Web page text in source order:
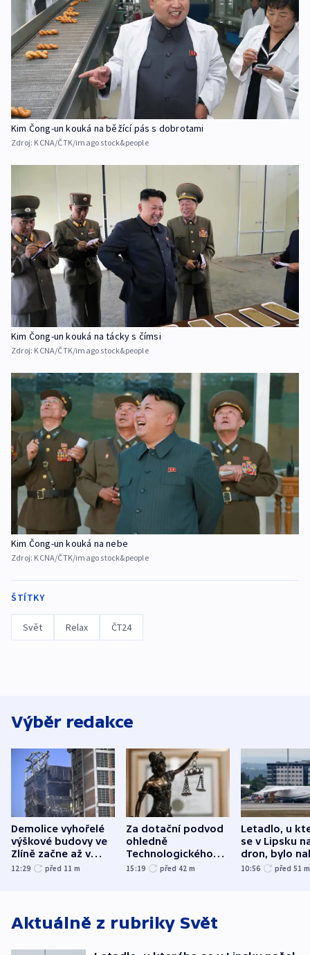
Kim Čong-un kouká na běžící pás s dobrotami
Zdroj: KCNA/ČTK/imago stock&people
Kim Čong-un kouká na tácky s čímsi
Zdroj: KCNA/ČTK/imago stock&people
Kim Čong-un kouká na nebe
Zdroj: KCNA/ČTK/imago stock&people
ŠTÍTKY
Svět Relax ČT24
Výběr redakce
Demolice vyhořelé
výškové budovy ve
Zlíně začne až v
následujících dnech
12:29 před 11 m
Za dotační podvod
ohledně
Technologického
parku poslal soud
15:19 před 42 m
Letadlo, u
se v Lipsku
dron, bylo
municí, píší
10:56 před 51 m
Aktuálně z rubriky Svět